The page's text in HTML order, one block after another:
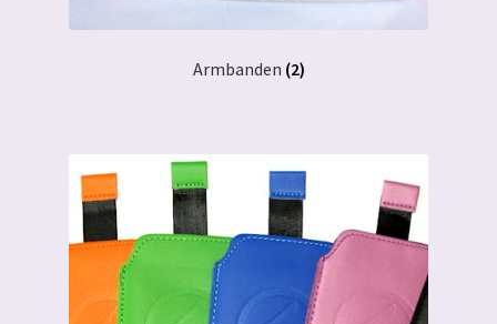
Armbanden (2)